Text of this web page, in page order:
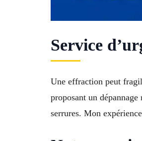
Service
Une effraction peut
proposant un
serrures. Mon